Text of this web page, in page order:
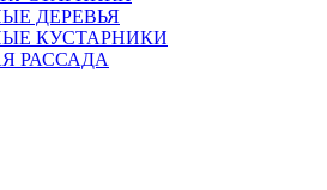
ДЕРЕВЬЯ
КУСТАРНИКИ
РАССАДА